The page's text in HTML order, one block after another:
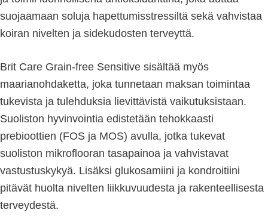
suojaamaan soluja hapettumisstressiltä sekä vahvistaa
koiran nivelten ja sidekudosten terveyttä.
Brit Care Grain-free Sensitive sisältää myös
maarianohdaketta, joka tunnetaan maksan toimintaa
tukevista ja tulehduksia lievittävistä vaikutuksistaan.
Suoliston hyvinvointia edistetään tehokkaasti
prebioottien (FOS ja MOS) avulla, jotka tukevat
suoliston mikroflooran tasapainoa ja vahvistavat
vastustuskykyä. Lisäksi glukosamiini ja kondroitiini
pitävät huolta nivelten liikkuvuudesta ja rakenteellisesta
terveydestä.